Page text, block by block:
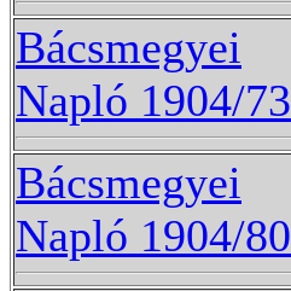
Bácsmegyei
Napló 1904/73
Bácsmegyei
Napló 1904/80